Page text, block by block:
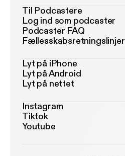
Til Podcastere
Log ind som podcaster
Podcaster FAQ
Fællesskabsretningslinjer
Lyt på iPhone
Lyt på Android
Lyt på nettet
Instagram
Tiktok
Youtube